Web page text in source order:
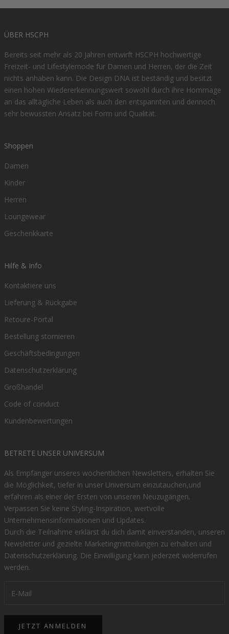
ÜBER HSCPH
Bereits seit mehr als 20 Jahren entwirft HSCPH hochwertige
Freizeit- und Lifestylemode für Damen und Herren, der die Zeit
nichts anhaben kann. Die Design DNA ist beständig und besitzt
einen hohen Wiedererkennungswert sowohl durch ihre Hommage
an das alltägliche Leben als auch den entspannten und dennoch
sehr bewussten Ansatz bei Form und Qualität.
Shoppen
Damen
Kinder
Herren
Loungewear
Geschenkkarte
Hilfe & Info
Kontaktiere uns
Lieferung & Rückgabe
Retoure-Portal
Bestellung stornieren
Geschäftsbedingungen
Datenschutzerklärung
Großhandel
Code of conduct
Kundenbewertungen
BETRETE UNSER UNIVERSUM
Als Empfänger unseres wöchentlichen Newsletters, erhalten Sie
die Möglichkeit, tiefer in unser Universum einzutauchen,und
erfahren als einer der Ersten von unseren Neuzugängen.
Verpassen Sie keine Styling-Inspiration, wertvolle
Unternehmensinformationen und Updates.
Durch die Teilnahme erklärst du dich damit einverstanden, unseren
Newsletter und gezielte Marketingmitteilungen zu erhalten und
Datenschutzerklärung. Die Einwilligung kann jederzeit widerrufen
werden.
JETZT ANMELDEN